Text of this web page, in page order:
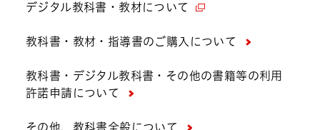
デジタル教科書・教材について
教科書・教材・指導書のご購入について
教科書・デジタル教科書・その他の書籍等の利用
許諾申請について
その他、教科書全般について